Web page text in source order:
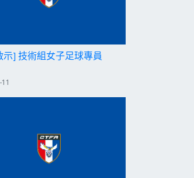
示] 技術組女子足球專員